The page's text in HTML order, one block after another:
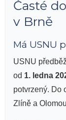
Časté
v Brně
Má USNU
USNU
od 1. ledna
potvrzený. Do
Zlíně a